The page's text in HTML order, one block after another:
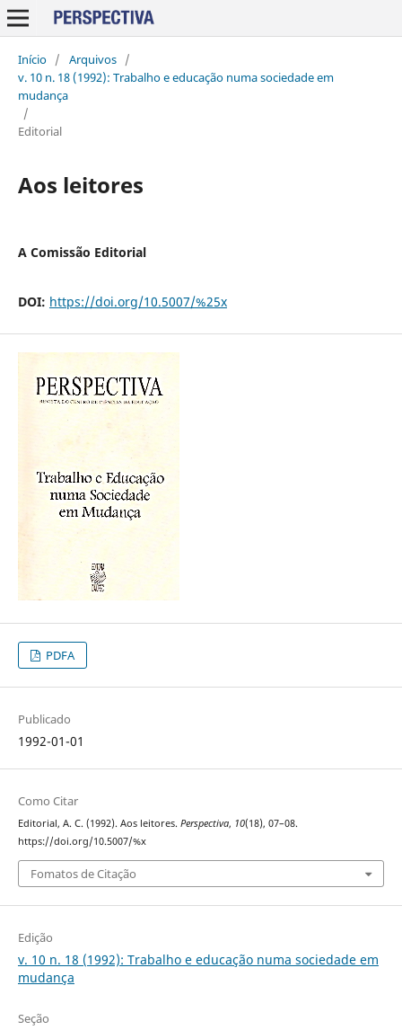
Início / Arquivos /
v. 10 n. 18 (1992): Trabalho e educação numa sociedade em
mudança
/
Editorial
Aos leitores
A Comissão Editorial
DOI: https://doi.org/10.5007/%25x
PDFA
Publicado
1992-01-01
Como Citar
Editorial, A. C. (1992). Aos leitores. Perspectiva, 10(18), 07–08.
https://doi.org/10.5007/%x
Fomatos de Citação
Edição
v. 10 n. 18 (1992): Trabalho e educação numa sociedade em
mudança
Seção